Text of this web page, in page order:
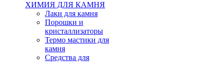
ХИМИЯ ДЛЯ КАМНЯ
Лаки для камня
Порошки и
кристаллизаторы
Термо мастики для
камня
Средства для